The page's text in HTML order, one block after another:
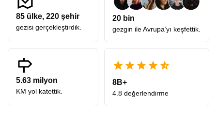
85 ülke, 220 şehir
gezisi gerçekleştirdik.
20 bin
gezgin ile Avrupa’yı keşfettik.
5.63 milyon
KM yol katettik.
8B+
4.8 değerlendirme